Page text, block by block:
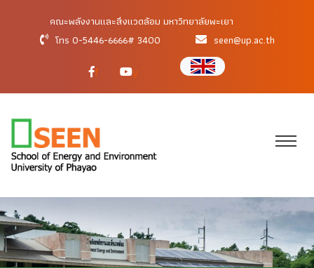
คณะพลังงานและสิ่งแวดล้อม มหาวิทยาลัยพะเยา
โทร 0-5446-6666# 3400
seen@up.ac.th
f y